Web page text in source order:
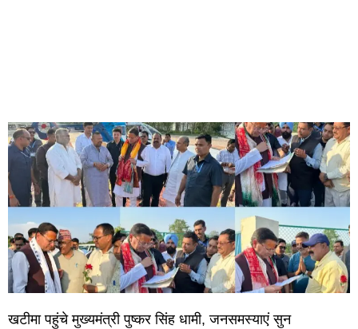
खटीमा पहुंचे मुख्यमंत्री पुष्कर सिंह धामी, जनसमस्याएं सुन